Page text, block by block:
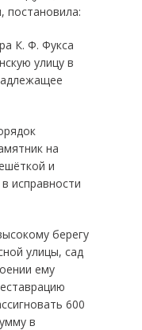
постановила:
К. Ф. Фукса
улицу в
на
и
исправности
берегу
улицы, сад
ему
600
в